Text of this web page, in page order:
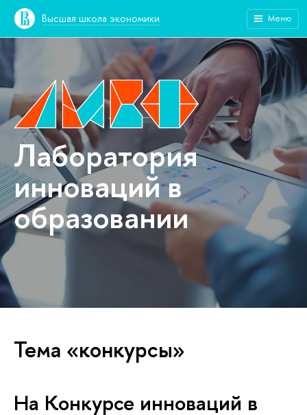
Высшая школа экономики Меню
Лаборатория
инноваций в
образовании
Тема «конкурсы»
На Конкурсе инноваций в